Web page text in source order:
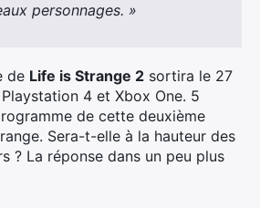
personnages. »
de Life is Strange 2 sortira le 27
4 et Xbox One. 5
de cette deuxième
Sera-t-elle à la hauteur des
? La réponse dans un peu plus